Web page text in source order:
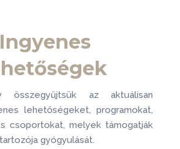
Ingyenes
összegyűjtsük az aktuálisan
lehetőségeket, programokat,
csoportokat, melyek támogatják
gyógyulását.